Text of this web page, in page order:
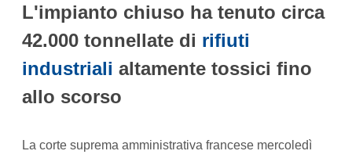
L'impianto chiuso ha tenuto circa
42.000 tonnellate di rifiuti
industriali altamente tossici fino
allo scorso
La corte suprema amministrativa francese mercoledì